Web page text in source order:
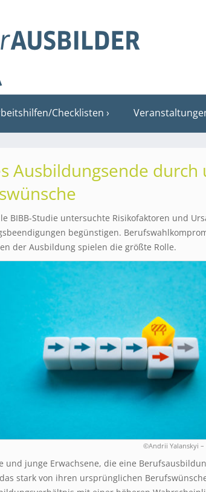
Checklisten
Ausbildungsende
BIBB-Studie untersuchte Risikofaktoren und
begünstigen.
der Ausbildung spielen die größte Rolle.
©Andrii Yalanskyi
und junge Erwachsene, die eine
stark von ihren ursprünglichen